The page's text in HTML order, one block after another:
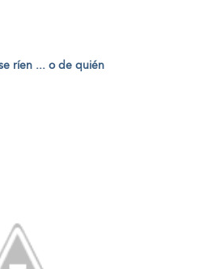
ríen ... o de quién